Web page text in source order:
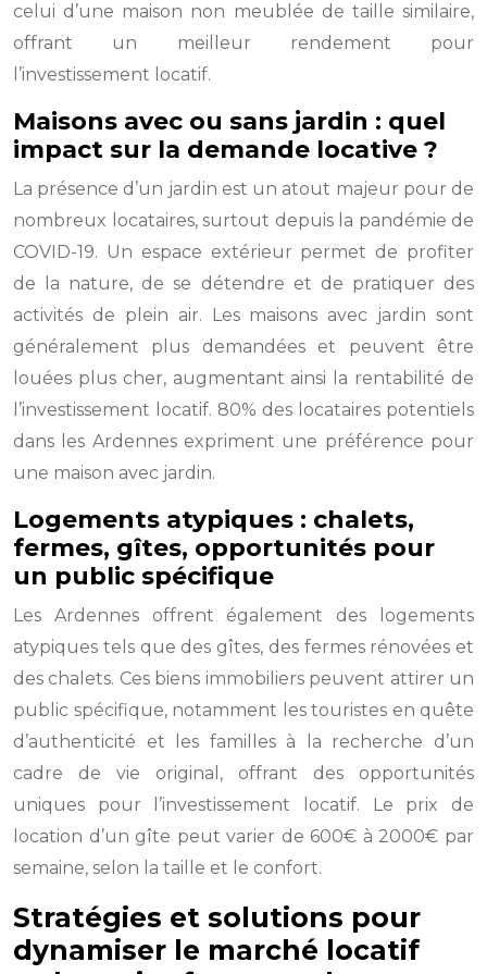
celui d’une maison non meublée de taille similaire,
offrant un meilleur rendement pour
l’investissement locatif.
Maisons avec ou sans jardin : quel
impact sur la demande locative ?
La présence d’un jardin est un atout majeur pour de
nombreux locataires, surtout depuis la pandémie de
COVID-19. Un espace extérieur permet de profiter
de la nature, de se détendre et de pratiquer des
activités de plein air. Les maisons avec jardin sont
généralement plus demandées et peuvent être
louées plus cher, augmentant ainsi la rentabilité de
l’investissement locatif. 80% des locataires potentiels
dans les Ardennes expriment une préférence pour
une maison avec jardin.
Logements atypiques : chalets,
fermes, gîtes, opportunités pour
un public spécifique
Les Ardennes offrent également des logements
atypiques tels que des gîtes, des fermes rénovées et
des chalets. Ces biens immobiliers peuvent attirer un
public spécifique, notamment les touristes en quête
d’authenticité et les familles à la recherche d’un
cadre de vie original, offrant des opportunités
uniques pour l’investissement locatif. Le prix de
location d’un gîte peut varier de 600€ à 2000€ par
semaine, selon la taille et le confort.
Stratégies et solutions pour
dynamiser le marché locatif